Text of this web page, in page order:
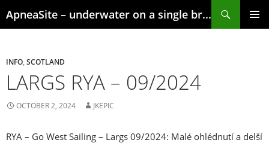
to
ApneaSite – underwater on a single breath
INFO SCOTLAND
LARGS RYA – 09/2024
OCTOBER 2, 2024 JKEPIC
RYA – Go West Sailing – Largs 09/2024: Malé ohlédnutí a delší